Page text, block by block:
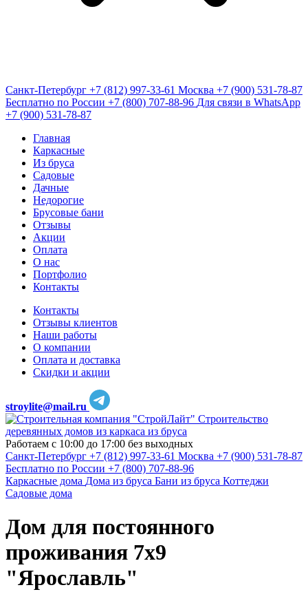
Санкт-Петербург +7 (812) 997-33-61 Москва +7 (900) 531-78-87
Бесплатно по России +7 (800) 707-88-96 Для связи в WhatsApp
+7 (900) 531-78-87
Главная
Каркасные
Из бруса
Садовые
Дачные
Недорогие
Брусовые бани
Отзывы
Акции
Оплата
О нас
Портфолио
Контакты
Контакты
Отзывы клиентов
Наши работы
О компании
Оплата и доставка
Скидки и акции
stroylite@mail.ru
Строительство
деревянных домов из каркаса из бруса
Работаем с 10:00 до 17:00 без выходных
Санкт-Петербург +7 (812) 997-33-61 Москва +7 (900) 531-78-87
Бесплатно по России +7 (800) 707-88-96
Каркасные дома Дома из бруса Бани из бруса Коттеджи
Садовые дома
Дом для постоянного
проживания 7х9
"Ярославль"